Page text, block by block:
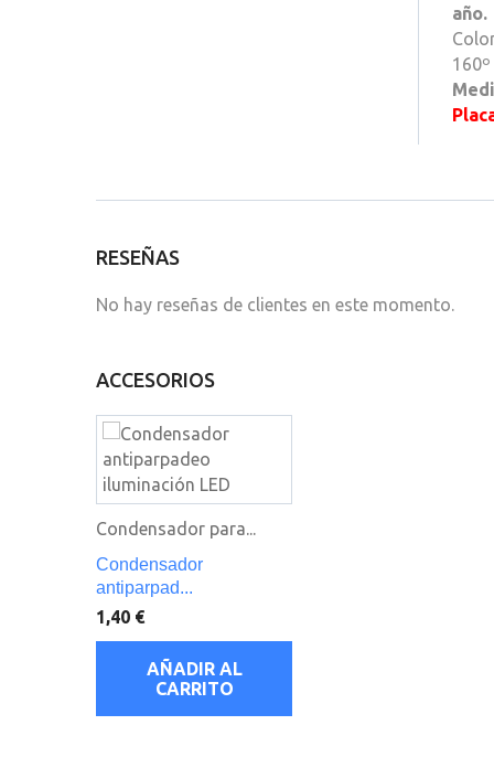
año.
RESEÑAS
No hay reseñas de clientes en este momento.
ACCESORIOS
Condensador para...
Condensador
antiparpad...
1,40 €
AÑADIR AL
CARRITO